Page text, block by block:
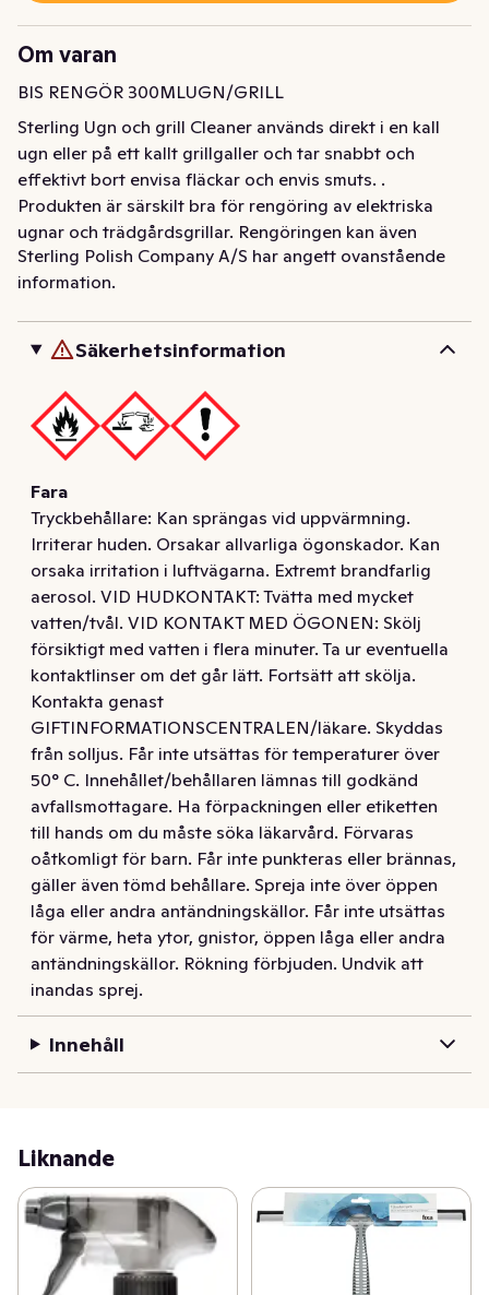
Om varan
BIS RENGÖR 300MLUGN/GRILL
Sterling Ugn och grill Cleaner används direkt i en kall
ugn eller på ett kallt grillgaller och tar snabbt och
effektivt bort envisa fläckar och envis smuts. .
Produkten är särskilt bra för rengöring av elektriska
ugnar och trädgårdsgrillar. Rengöringen kan även
användas på icke-självrengörande ytor i
självrengörande ugnar (ofta botten).
Sterling Polish Company A/S har angett ovanstående
information.
Säkerhetsinformation
Fara
Tryckbehållare: Kan sprängas vid uppvärmning.
Irriterar huden. Orsakar allvarliga ögonskador. Kan
orsaka irritation i luftvägarna. Extremt brandfarlig
aerosol. VID HUDKONTAKT: Tvätta med mycket
vatten/tvål. VID KONTAKT MED ÖGONEN: Skölj
försiktigt med vatten i flera minuter. Ta ur eventuella
kontaktlinser om det går lätt. Fortsätt att skölja.
Kontakta genast
GIFTINFORMATIONSCENTRALEN/läkare. Skyddas
från solljus. Får inte utsättas för temperaturer över
50° C. Innehållet/behållaren lämnas till godkänd
avfallsmottagare. Ha förpackningen eller etiketten
till hands om du måste söka läkarvård. Förvaras
oåtkomligt för barn. Får inte punkteras eller brännas,
gäller även tömd behållare. Spreja inte över öppen
låga eller andra antändningskällor. Får inte utsättas
för värme, heta ytor, gnistor, öppen låga eller andra
antändningskällor. Rökning förbjuden. Undvik att
inandas sprej.
Innehåll
Liknande